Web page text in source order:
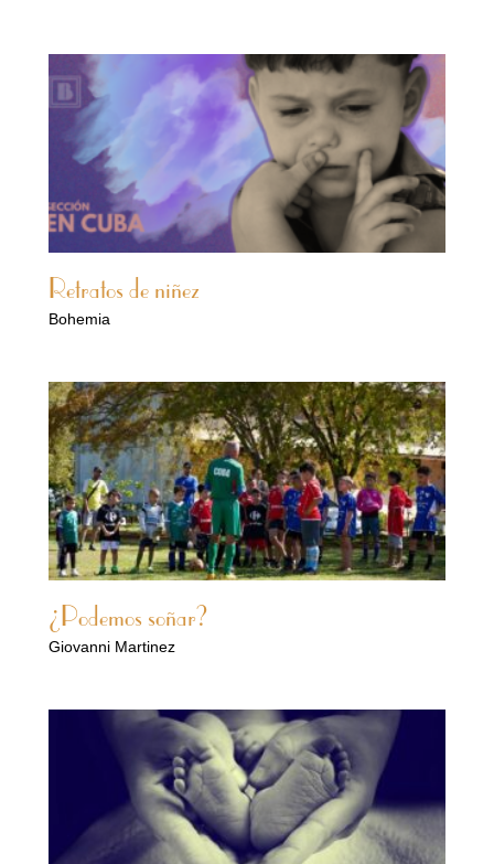
Retratos de niñez
Bohemia
¿Podemos soñar?
Giovanni Martinez